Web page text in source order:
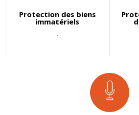
Protection des biens
immatériels
.